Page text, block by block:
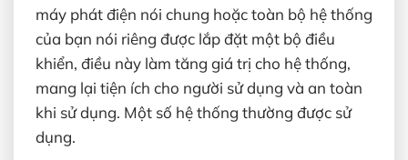
máy phát điện nói chung hoặc toàn bộ hệ thống
của bạn nói riêng được lắp đặt một bộ điều
khiển, điều này làm tăng giá trị cho hệ thống,
mang lại tiện ích cho người sử dụng và an toàn
khi sử dụng. Một số hệ thống thường được sử
dụng.